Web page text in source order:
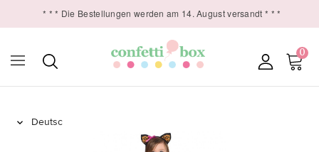
* * * Die Bestellungen werden am 14. August versandt * * *
0
